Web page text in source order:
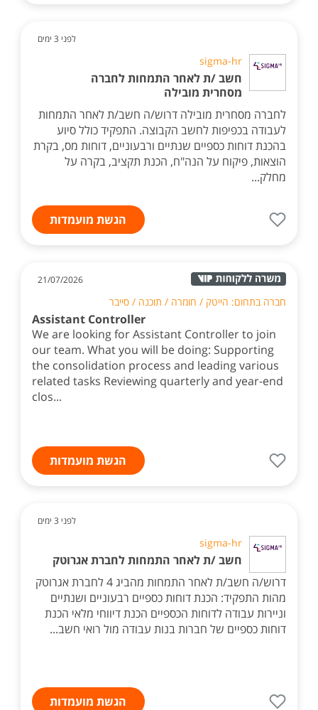
לפני 3 ימים
sigma-hr
חשב /ת לאחר התמחות לחברה
מסחרית מובילה
לחברה מסחרית מובילה דרוש/ה חשב/ת לאחר התמחות
לעבודה בכפיפות לחשב הקבוצה. התפקיד כולל סיוע
בהכנת דוחות כספיים שנתיים ורבעוניים, דוחות מס, בקרת
הוצאות, פיקוח על הנה"ח, הכנת תקציב, בקרה על
מחלק...
הגשת מועמדות
21/07/2026
חברה בתחום: הייטק / חומרה / תוכנה / סייבר
Assistant Controller
We are looking for Assistant Controller to join
our team. What you will be doing: Supporting
the consolidation process and leading various
related tasks Reviewing quarterly and year-end
clos...
הגשת מועמדות
לפני 3 ימים
sigma-hr
חשב /ת לאחר התמחות לחברת אגרוטק
דרוש/ה חשב/ת לאחר התמחות מהביג 4 לחברת אגרוטק
מהות התפקיד: הכנת דוחות כספיים רבעוניים ושנתיים
וניירות עבודה לדוחות הכספיים הכנת דיווחי מלאי הכנת
דוחות כספיים של חברות בנות עבודה מול רואי חשב...
הגשת מועמדות